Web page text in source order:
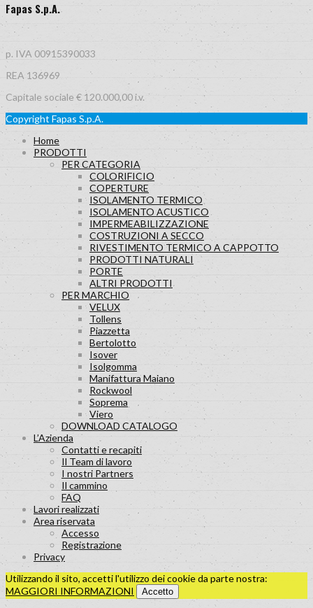
Fapas S.p.A.
p. IVA 00915390033
REA 136969
Capitale sociale € 120.000,00 i.v.
Copyright Fapas S.p.A.
Home
PRODOTTI
PER CATEGORIA
COLORIFICIO
COPERTURE
ISOLAMENTO TERMICO
ISOLAMENTO ACUSTICO
IMPERMEABILIZZAZIONE
COSTRUZIONI A SECCO
RIVESTIMENTO TERMICO A CAPPOTTO
PRODOTTI NATURALI
PORTE
ALTRI PRODOTTI
PER MARCHIO
VELUX
Tollens
Piazzetta
Bertolotto
Isover
Isolgomma
Manifattura Maiano
Rockwool
Soprema
Viero
DOWNLOAD CATALOGO
L’Azienda
Contatti e recapiti
Il Team di lavoro
I nostri Partners
Il cammino
FAQ
Lavori realizzati
Area riservata
Accesso
Registrazione
Privacy
Utilizzando il sito, accetti l'utilizzo dei cookie da parte nostra:
MAGGIORI INFORMAZIONI
Accetto